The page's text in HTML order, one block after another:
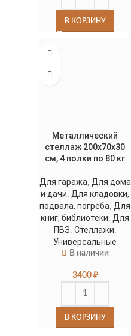
В КОРЗИНУ
Металлический
стеллаж 200x70x30
см, 4 полки по 80 кг
Для гаража, Для дома
и дачи, Для кладовки,
подвала, погреба, Для
книг, библиотеки, Для
ПВЗ, Стеллажи,
Универсальные
В наличии
3400 ₽
В КОРЗИНУ